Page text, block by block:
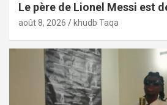
Le père de Lionel Messi est
août 8, 2026 khudb Taqa